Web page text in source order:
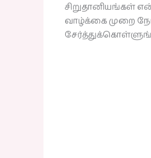
சிறுதானியங்கள்
வாழ்க்கை முறை